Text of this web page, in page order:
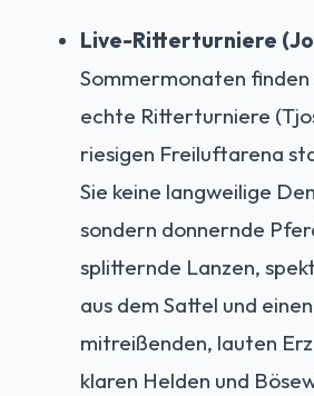
Live-Ritterturniere
Sommermonaten
echte Ritterturniere
riesigen Freiluftarena
Sie keine langweilige
sondern donnernde
splitternde Lanzen,
aus dem Sattel und
mitreißenden, lauten
klaren Helden und